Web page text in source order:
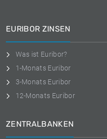
EURIBOR ZINSEN
Was ist Euribor?
1-Monats Euribor
3-Monats Euribor
12-Monats Euribor
ZENTRALBANKEN